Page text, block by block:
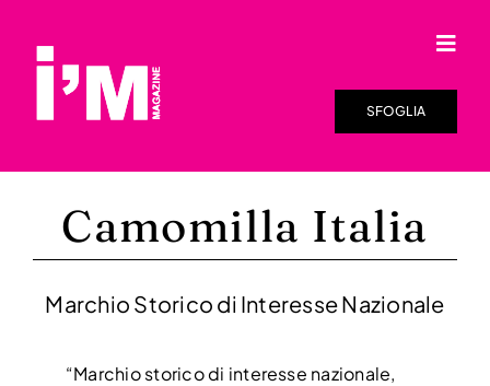
contenuto
I’M ONLINE
SFOGLIA
Camomilla Italia
Marchio Storico di Interesse Nazionale
“Marchio storico di interesse nazionale,